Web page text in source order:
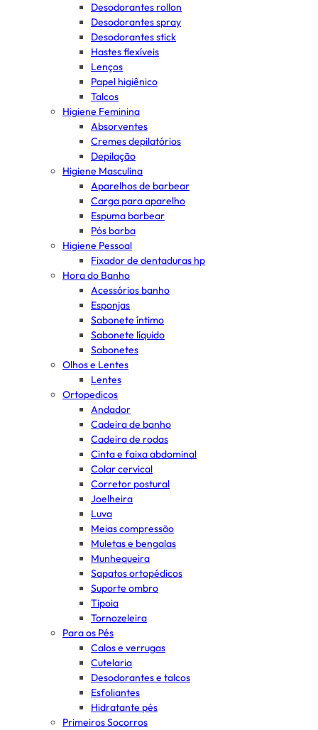
Desodorantes rollon
Desodorantes spray
Desodorantes stick
Hastes flexíveis
Lenços
Papel higiênico
Talcos
Higiene Feminina
Absorventes
Cremes depilatórios
Depilação
Higiene Masculina
Aparelhos de barbear
Carga para aparelho
Espuma barbear
Pós barba
Higiene Pessoal
Fixador de dentaduras hp
Hora do Banho
Acessórios banho
Esponjas
Sabonete íntimo
Sabonete líquido
Sabonetes
Olhos e Lentes
Lentes
Ortopedicos
Andador
Cadeira de banho
Cadeira de rodas
Cinta e faixa abdominal
Colar cervical
Corretor postural
Joelheira
Luva
Meias compressão
Muletas e bengalas
Munhequeira
Sapatos ortopédicos
Suporte ombro
Tipoia
Tornozeleira
Para os Pés
Calos e verrugas
Cutelaria
Desodorantes e talcos
Esfoliantes
Hidratante pés
Primeiros Socorros